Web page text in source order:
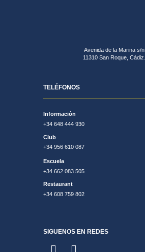
Avenida de la Marina s/n
11310 San Roque, Cádiz.
TELÉFONOS
Información
+34 648 444 930
Club
+34 956 610 087
Escuela
+34 662 083 505
Restaurant
+34 608 759 802
SIGUENOS EN REDES